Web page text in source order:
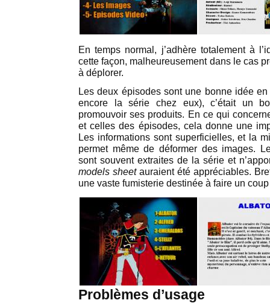
En temps normal, j’adhère totalement à
cette façon, malheureusement dans le cas
à déplorer.
Les deux épisodes sont une bonne idée
encore la série chez eux), c’était un
promouvoir ses produits. En ce qui
et celles des épisodes, cela donne une
Les informations sont superficielles, et la
permet même de déformer des images.
sont souvent extraites de la série et
models sheetauraient été appréciables.
une vaste fumisterie destinée à faire un
Problèmes d’usage